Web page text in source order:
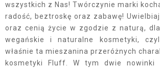
wszystkich z Nas! Twórczynie marki
radość, beztroskę oraz zabawę!
oraz cenią życie w zgodzie z naturą,
wegańskie i naturalne kosmetyki,
właśnie ta mieszanina przeróżnych
kosmetyki Fluff. W tym dwie nowinki